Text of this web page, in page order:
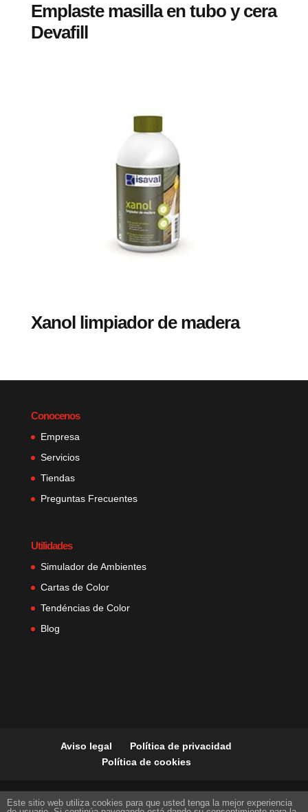
Emplaste masilla en tubo y cera
Devafill
Xanol limpiador de madera
Conocenos
Empresa
Servicios
Tiendas
Preguntas Frecuentes
Utilidades
Simulador de Ambientes
Cartas de Color
Tendéncias de Color
Blog
Aviso legal
Política de privacidad
Política de cookies
Este sitio web utiliza cookies para que usted tenga la mejor experiencia